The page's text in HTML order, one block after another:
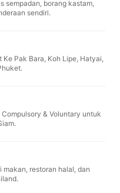
sempadan, borang kastam,
sendiri.
Ke Pak Bara, Koh Lipe, Hatyai,
& Voluntary untuk
makan, restoran halal, dan